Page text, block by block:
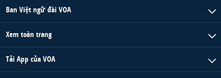
Ban Việt ngữ đài VOA
Xem toàn trang
Tải App của VOA